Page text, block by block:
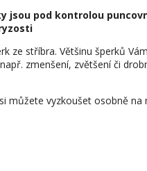
jsou pod kontrolou
ze stříbra. Většinu šperků
zmenšení, zvětšení či
můžete vyzkoušet osobně na